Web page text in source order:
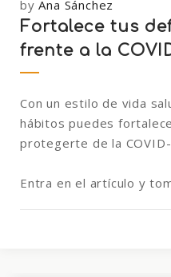
byAna Sánchez
Fortalece tus
frente a la
Con un estilo de vida
hábitos puedes
protegerte de la
Entra en el artículo y